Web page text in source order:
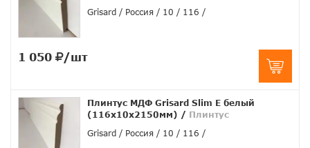
Grisard
Россия 10 116
1 050 /шт
Плинтус МДФ Grisard Slim E белый
(116x10x2150мм) / Плинтус
Grisard
Россия 10 116